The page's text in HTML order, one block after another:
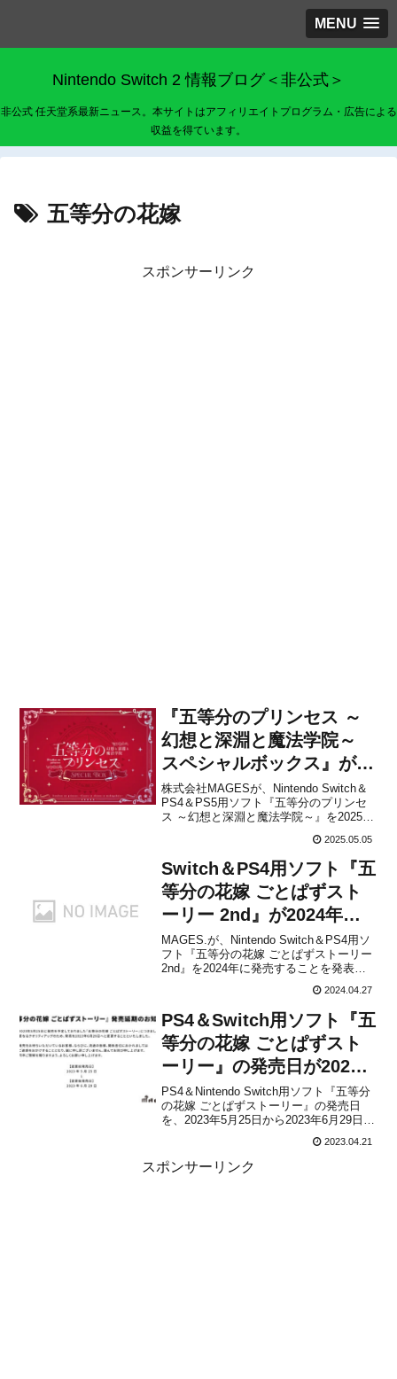
MENU
Nintendo Switch 2 情報ブログ＜非公式＞
非公式 任天堂系最新ニュース。本サイトはアフィリエイトプログラム・広告による
収益を得ています。
五等分の花嫁
スポンサーリンク
『五等分のプリンセス ～
幻想と深淵と魔法学院～
スペシャルボックス』が
Amazonで予約開始！
株式会社MAGESが、Nintendo Switch＆
PS4＆PS5用ソフト『五等分のプリンセ
ス ～幻想と深淵と魔法学院～』を2025年
TVアニメ「五等分の花嫁」コンシューマ
ゲームシリーズの第4弾となる本作は、
「五等分の花嫁」のスピンオフ作...
2025.05.05
Switch＆PS4用ソフト『五
等分の花嫁 ごとぱずスト
ーリー 2nd』が2024年に
発売決定！
MAGES.が、Nintendo Switch＆PS4用ソ
フト『五等分の花嫁 ごとぱずストーリー
2nd』を2024年に発売することを発表し
ました。2024年5月27日(月)より、予約受
付を開始する予定とのこと。本作は、
2023年に発売された『五等分の花嫁 ごと
ぱずストーリー』の...
2024.04.27
PS4＆Switch用ソフト『五
等分の花嫁 ごとぱずスト
ーリー』の発売日が2023
年6月29日に変更に！
PS4＆Nintendo Switch用ソフト『五等分
の花嫁 ごとぱずストーリー』の発売日
を、2023年5月25日から2023年6月29日に
た。変更の理由は「更なるクオリティア
ップのため」としています。遅れるのは
残念ですが、新たな発売日を楽し...
2023.04.21
スポンサーリンク